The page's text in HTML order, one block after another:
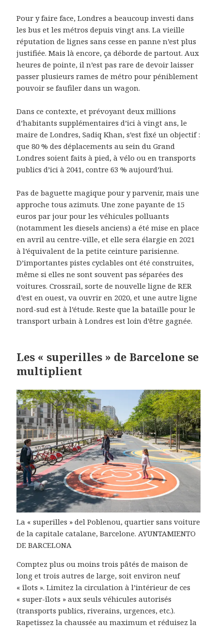
Pour y faire face, Londres a beaucoup investi dans
les bus et les métros depuis vingt ans. La vieille
réputation de lignes sans cesse en panne n’est plus
justifiée. Mais là encore, ça déborde de partout. Aux
heures de pointe, il n’est pas rare de devoir laisser
passer plusieurs rames de métro pour péniblement
pouvoir se faufiler dans un wagon.
Dans ce contexte, et prévoyant deux millions
d’habitants supplémentaires d’ici à vingt ans, le
maire de Londres, Sadiq Khan, s’est fixé un objectif :
que 80 % des déplacements au sein du Grand
Londres soient faits à pied, à vélo ou en transports
publics d’ici à 2041, contre 63 % aujourd’hui.
Pas de baguette magique pour y parvenir, mais une
approche tous azimuts. Une zone payante de 15
euros par jour pour les véhicules polluants
(notamment les diesels anciens) a été mise en place
en avril au centre-ville, et elle sera élargie en 2021
à l’équivalent de la petite ceinture parisienne.
D’importantes pistes cyclables ont été construites,
même si elles ne sont souvent pas séparées des
voitures. Crossrail, sorte de nouvelle ligne de RER
d’est en ouest, va ouvrir en 2020, et une autre ligne
nord-sud est à l’étude. Reste que la bataille pour le
transport urbain à Londres est loin d’être gagnée.
Les « superilles » de Barcelone se
multiplient
La « superilles » del Poblenou, quartier sans voiture
de la capitale catalane, Barcelone. AYUNTAMIENTO
DE BARCELONA
Comptez plus ou moins trois pâtés de maison de
long et trois autres de large, soit environ neuf
« îlots ». Limitez la circulation à l’intérieur de ces
« super-îlots » aux seuls véhicules autorisés
(transports publics, riverains, urgences, etc.).
Rapetissez la chaussée au maximum et réduisez la